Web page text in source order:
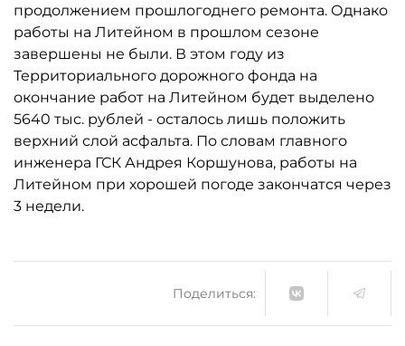
продолжением прошлогоднего ремонта. Однако
работы на Литейном в прошлом сезоне
завершены не были. В этом году из
Территориального дорожного фонда на
окончание работ на Литейном будет выделено
5640 тыс. рублей - осталось лишь положить
верхний слой асфальта. По словам главного
инженера ГСК Андрея Коршунова, работы на
Литейном при хорошей погоде закончатся через
3 недели.
Поделиться: